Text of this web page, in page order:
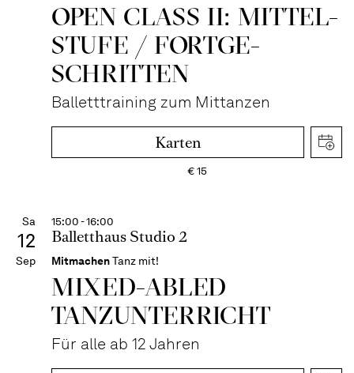
OPEN CLASS II: MITTEL­
STUFE / FORT­GE­
SCHRITTEN
Balletttraining zum Mittanzen
Karten
€15
Sa
12
Sep
15:00 - 16:00
Balletthaus Studio 2
MitmachenTanz mit!
MIXED-­ABLED
TANZ­UNTER­RICHT
Für alle ab 12 Jahren